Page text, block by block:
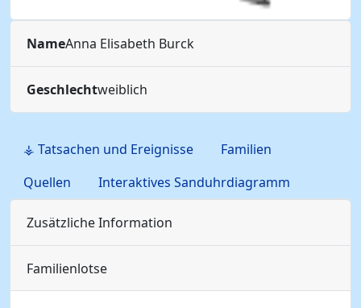
NameAnna Elisabeth Burck
Geschlechtweiblich
⚶ Tatsachen und Ereignisse
Familien
Quellen
Interaktives Sanduhrdiagramm
Zusätzliche Information
Familienlotse